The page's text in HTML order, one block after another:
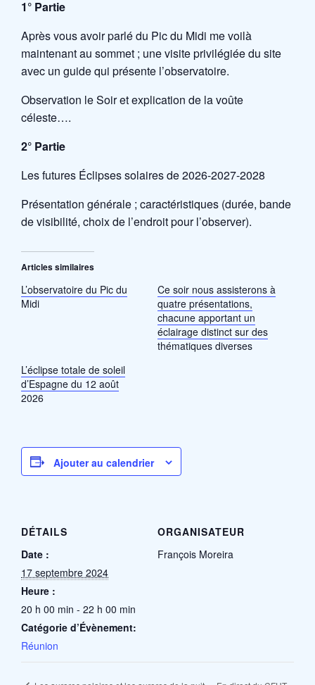
1° Partie
Après vous avoir parlé du Pic du Midi me voilà
maintenant au sommet ; une visite privilégiée du site
avec un guide qui présente l’observatoire.
Observation le Soir et explication de la voûte
céleste….
2° Partie
Les futures Éclipses solaires de 2026-2027-2028
Présentation générale ; caractéristiques (durée, bande
de visibilité, choix de l’endroit pour l’observer).
Articles similaires
L’observatoire du Pic du
Midi
Ce soir nous assisterons à
quatre présentations,
chacune apportant un
éclairage distinct sur des
thématiques diverses
L’éclipse totale de soleil
d’Espagne du 12 août
2026
Ajouter au calendrier
DÉTAILS
Date :
17 septembre 2024
Heure :
20 h 00 min - 22 h 00 min
Catégorie d’Évènement:
Réunion
ORGANISATEUR
François Moreira